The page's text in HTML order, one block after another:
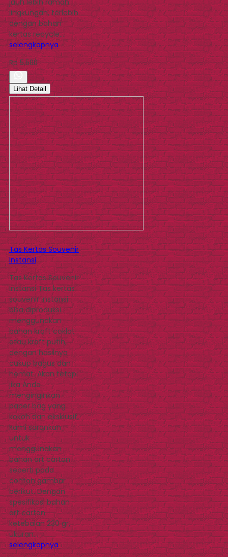
lingkungan, terlebih
dengan bahan
kertas recycle….
selengkapnya
Rp 5.500
Lihat Detail
Tas Kertas Souvenir
Instansi
Tas Kertas Souvenir
Instansi Tas kertas
souvenir instansi
bisa diproduksi
menggunakan
bahan kraft coklat
atau kraft putih,
dengan hasilnya
cukup bagus dan
hemat. Akan tetapi
jika Anda
menginginkan
paper bag yang
kokoh dan eksklusif,
kami sarankan
untuk
menggunakan
bahan art carton
seperti pada
contoh gambar
berikut. Dengan
spesifikasi bahan
art carton
ketebalan 230 gr,
ukuran…
selengkapnya